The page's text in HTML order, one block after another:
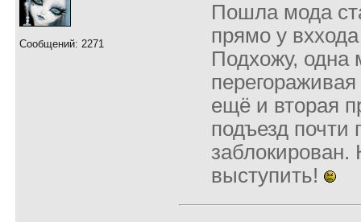
Сообщений: 2271
Пошла мода
прямо у
Подхожу, одна
ещё и вторая
подъезд почти
заблокирован.
выступить!